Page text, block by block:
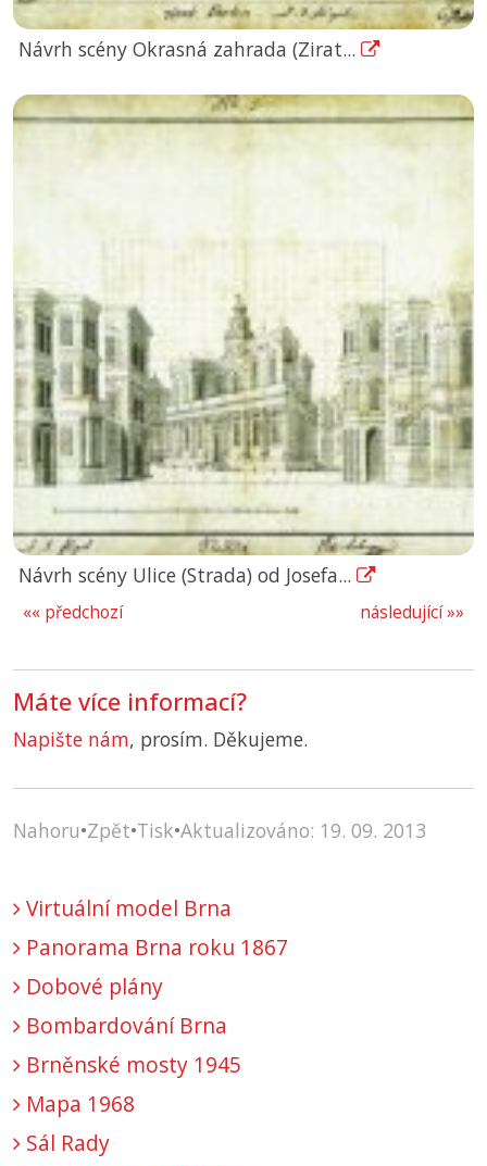
Návrh scény Okrasná zahrada (Zirat...
Návrh scény Ulice (Strada) od Josefa...
následující »»
«« předchozí
Máte více informací?
Napište nám, prosím. Děkujeme.
Nahoru•Zpět•Tisk•Aktualizováno: 19. 09. 2013
Virtuální model Brna
Panorama Brna roku 1867
Dobové plány
Bombardování Brna
Brněnské mosty 1945
Mapa 1968
Sál Rady